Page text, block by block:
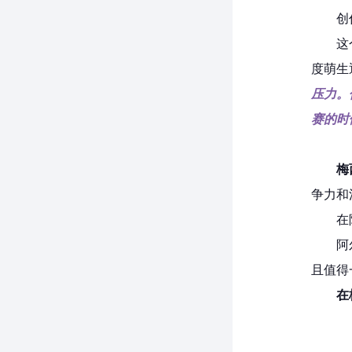
创
这
度萌
压力
赛的
梅
争力和
在
且值
在